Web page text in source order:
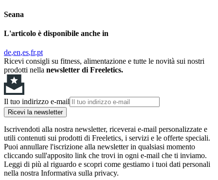
Seana
L'articolo è disponibile anche in
de en es fr pt
Ricevi consigli su fitness, alimentazione e tutte le novità sui nostri
prodotti nella newsletter di Freeletics.
Il tuo indirizzo e-mail
Ricevi la newsletter
Iscrivendoti alla nostra newsletter, riceverai e-mail personalizzate e
utili contenuti sui prodotti di Freeletics, i servizi e le offerte speciali.
Puoi annullare l'iscrizione alla newsletter in qualsiasi momento
cliccando sull'apposito link che trovi in ogni e-mail che ti inviamo.
Leggi di più al riguardo e scopri come gestiamo i tuoi dati personali
nella nostra Informativa sulla privacy.